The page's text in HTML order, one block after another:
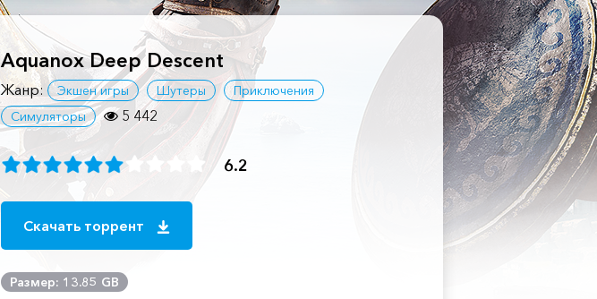
Aquanox Deep Descent
Жанр: Экшен игры Шутеры
Приключения
Симуляторы
5 442
6.2
Скачать торрент
Размер: 13.85 GB